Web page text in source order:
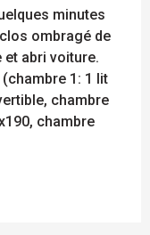
minutes
ombragé de
et abri voiture.
1: 1 lit
chambre
chambre